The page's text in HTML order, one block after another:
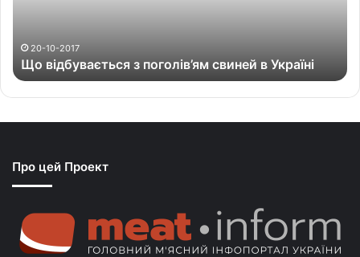
т
ь
п
о
20-10-2017
Що відбувається з поголів’ям свиней в Україні
Про цей Проект